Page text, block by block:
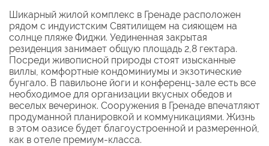
Шикарный жилой комплекс в Гренаде расположен
рядом с индуистским Святилищем на сияющем на
солнце пляже Фиджи. Уединенная закрытая
резиденция занимает общую площадь 2,8 гектара.
Посреди живописной природы стоят изысканные
виллы, комфортные кондоминиумы и экзотические
бунгало. В павильоне йоги и конференц-зале есть все
необходимое для организации вкусных обедов и
веселых вечеринок. Сооружения в Гренаде впечатляют
продуманной планировкой и коммуникациями. Жизнь
в этом оазисе будет благоустроенной и размеренной,
как в отеле премиум-класса.